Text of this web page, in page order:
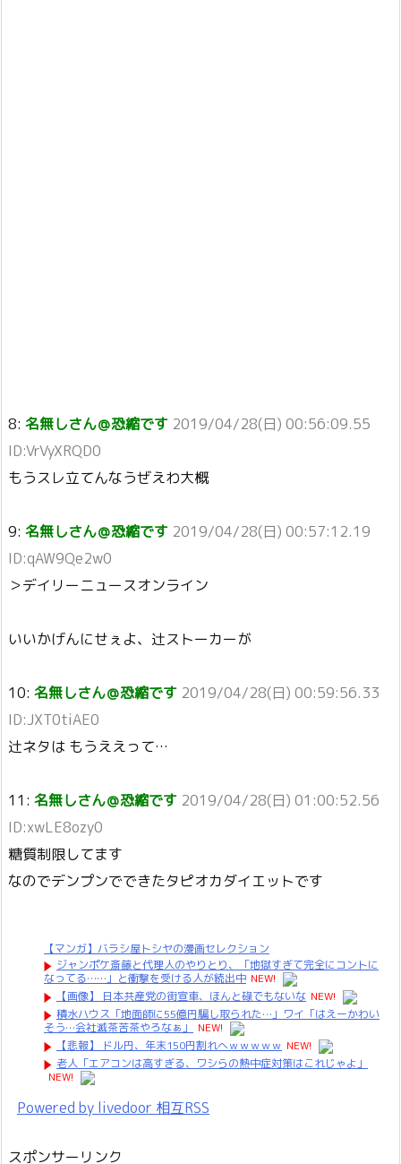
8: 名無しさん＠恐縮です 2019/04/28(日) 00:56:09.55
ID:VrVyXRQD0
もうスレ立てんなうぜえわ大概
9: 名無しさん＠恐縮です 2019/04/28(日) 00:57:12.19
ID:qAW9Qe2w0
＞デイリーニュースオンライン
いいかげんにせぇよ、辻ストーカーが
10: 名無しさん＠恐縮です 2019/04/28(日) 00:59:56.33
ID:JXT0tiAE0
辻ネタは もうええって…
11: 名無しさん＠恐縮です 2019/04/28(日) 01:00:52.56
ID:xwLE8ozy0
糖質制限してます
なのでデンプンでできたタピオカダイエットです
【マンガ】バラシ屋トシヤの漫画セレクション
ジャンポケ斎藤と代理人のやりとり、「地獄すぎて完全にコントに
なってる……」と衝撃を受ける人が続出中 NEW!
【画像】 日本共産党の街宣車、ほんと碌でもないな NEW!
積水ハウス「地面師に55億円騙し取られた…」ワイ「はえーかわい
そう…会社滅茶苦茶やろなぁ」
NEW!
【悲報】 ドル円、年末150円割れへｗｗｗｗｗ NEW!
老人「エアコンは高すぎる、ワシらの熱中症対策はこれじゃよ」
NEW!
Powered by livedoor 相互RSS
スポンサーリンク